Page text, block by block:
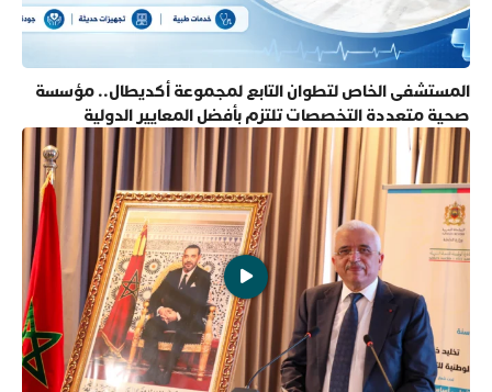
المستشفى الخاص لتطوان التابع لمجموعة أكديطال.. مؤسسة
صحية متعددة التخصصات تلتزم بأفضل المعايير الدولية